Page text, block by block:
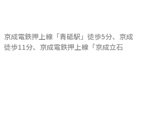
京成電鉄押上線 「青砥駅 」 徒歩5分、 京成
徒歩11分、 京成電鉄押上線 「京成立石